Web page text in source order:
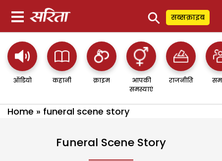
⚲ सब्सक्राइब
ऑडियो कहानी क्राइम
आपकी
समस्याएं
राजनीति
Home » funeral scene story
Funeral Scene Story